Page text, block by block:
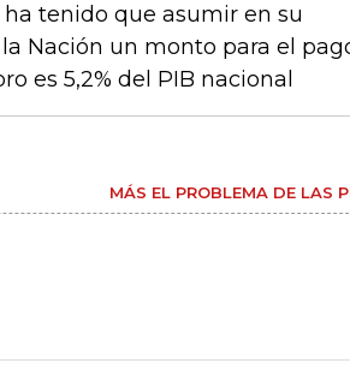
tenido que asumir en su
Nación un monto para el
es 5,2% del PIB nacional
MÁS EL PROBLEMA DE LAS